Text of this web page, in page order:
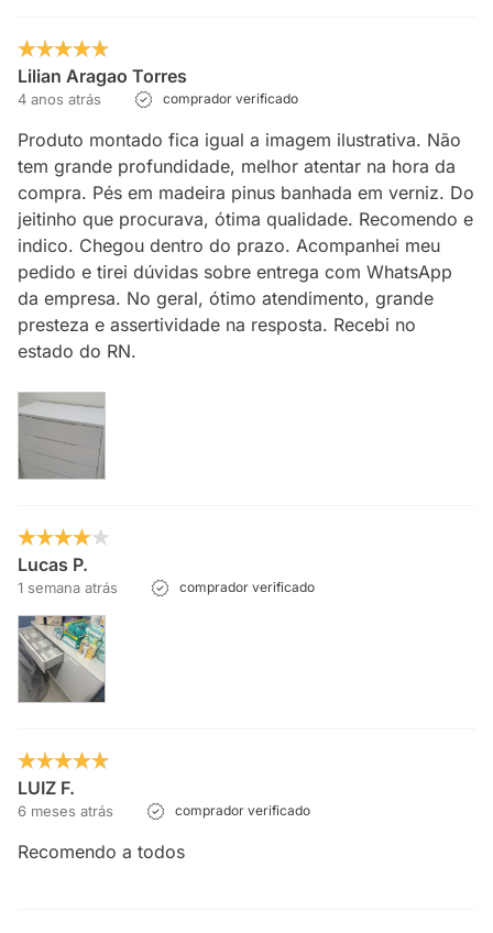
Lilian Aragao Torres
4 anos atrás comprador verificado
Produto montado fica igual a imagem ilustrativa. Não
tem grande profundidade, melhor atentar na hora da
compra. Pés em madeira pinus banhada em verniz. Do
jeitinho que procurava, ótima qualidade. Recomendo e
indico. Chegou dentro do prazo. Acompanhei meu
pedido e tirei dúvidas sobre entrega com WhatsApp
da empresa. No geral, ótimo atendimento, grande
presteza e assertividade na resposta. Recebi no
estado do RN.
Lucas P.
1 semana atrás comprador verificado
LUIZ F.
6 meses atrás comprador verificado
Recomendo a todos